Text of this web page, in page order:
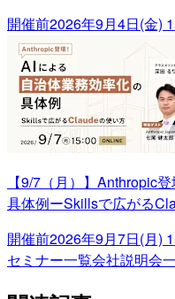
開催前2026年9月4日(金)
【9/7（月）】Anthropic
具体例ーSkillsで広がる
開催前2026年9月7日(月)
セミナー一覧会社説明会